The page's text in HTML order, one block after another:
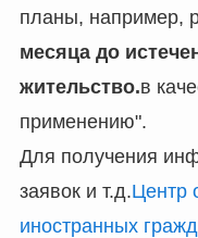
планы, например,
месяца до
жительство.в
применению".
Для получения
заявок и т.д.Центр
иностранных